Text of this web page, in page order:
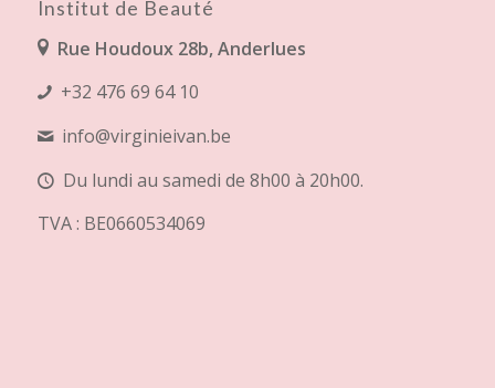
Institut de Beauté
Rue Houdoux 28b, Anderlues
+32 476 69 64 10
info@virginieivan.be
Du lundi au samedi de 8h00 à 20h00.
TVA : BE0660534069